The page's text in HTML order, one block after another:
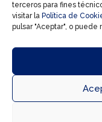
terceros para fines
visitar la Política de
pulsar "Aceptar", o puede